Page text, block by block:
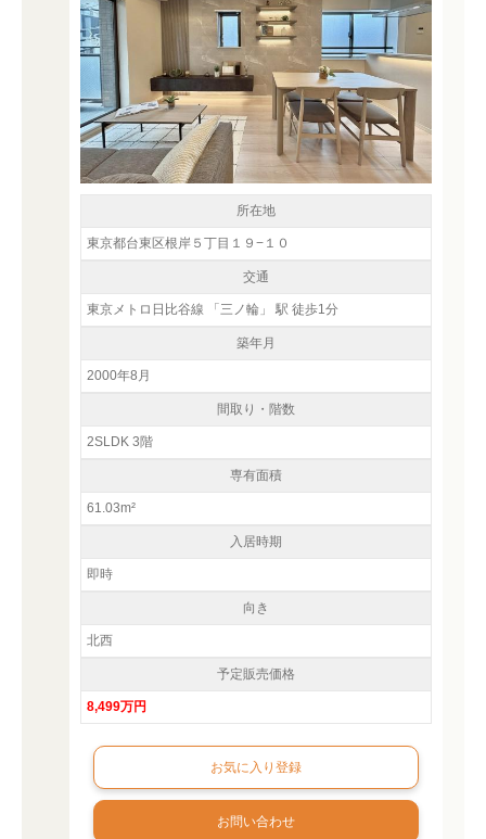
所在地
東京都台東区根岸５丁目１９−１０
交通
東京メトロ日比谷線 「三ノ輪」 駅 徒歩1分
築年月
2000年8月
間取り・階数
2SLDK 3階
専有面積
61.03m²
入居時期
即時
向き
北西
予定販売価格
8,499万円
お問い合わせ